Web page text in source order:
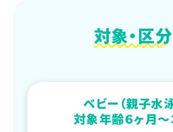
対象・区分
ベビー（親子水泳
対象年齢６ヶ月～